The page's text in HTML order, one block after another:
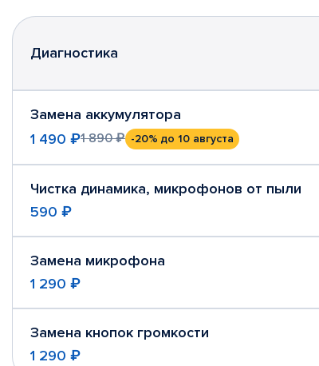
Диагностика
Замена аккумулятора
1 490 ₽1 890 ₽ -20% до 10 августа
Чистка динамика, микрофонов от пыли
590 ₽
Замена микрофона
1 290 ₽
Замена кнопок громкости
1 290 ₽